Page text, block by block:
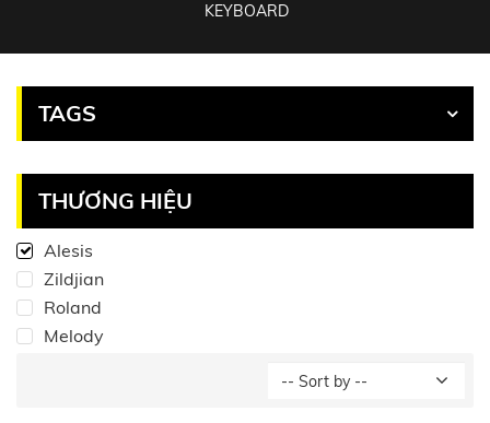
KEYBOARD
TAGS
THƯƠNG HIỆU
Alesis
Zildjian
Roland
Melody